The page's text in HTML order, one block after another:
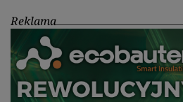
Reklama